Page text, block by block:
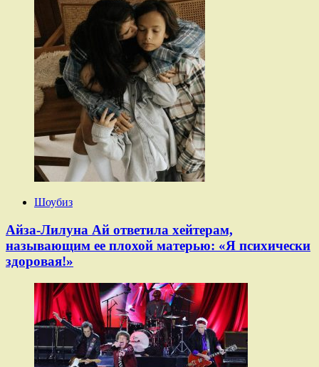
Шоубиз
Айза-Лилуна Ай ответила хейтерам,
называющим ее плохой матерью: «Я психически
здоровая!»